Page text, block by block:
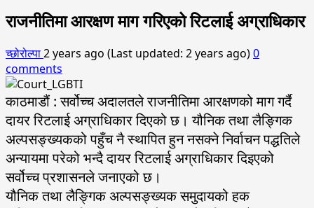
राजनीतिमा आरक्षण माग गरिएको रिटलाई अग्राधिकार
च्छोरोल्पा2 years ago (Last updated: 2 years ago)0
comments
काठमाडौं : सर्वोच्च अदालतले राजनीतिमा आरक्षणको माग गर्दै
दायर रिटलाई अग्राधिकार दिएको छ। यौनिक तथा लैङ्गिक
अल्पसङ्ख्यकको पहुँच नै स्थापित हुन नसक्ने निर्वाचन पद्धतिले
अन्यायमा परेको भन्दै दायर रिटलाई अग्राधिकार दिइएको
सर्वोच्च प्रशासनले जनाएको छ।
यौनिक तथा लैङ्गिक अल्पसङ्ख्यक समुदायको हक